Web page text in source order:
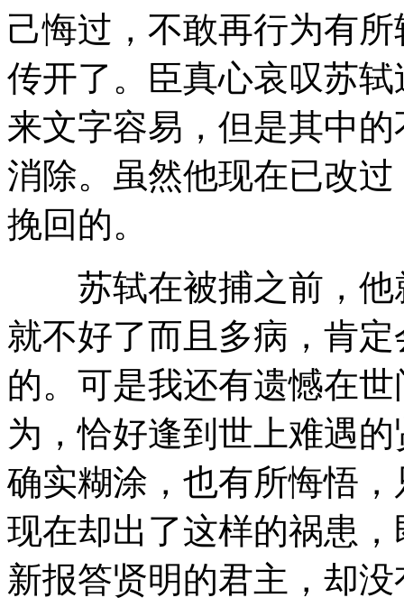
己悔过，不敢再行为有
传开了。臣真心哀叹苏
来文字容易，但是其中
消除。虽然他现在已改
挽回的。
苏轼在被捕之前，他
就不好了而且多病，肯
的。可是我还有遗憾在
为，恰好逢到世上难遇
确实糊涂，也有所悔悟
现在却出了这样的祸患
新报答贤明的君主，却